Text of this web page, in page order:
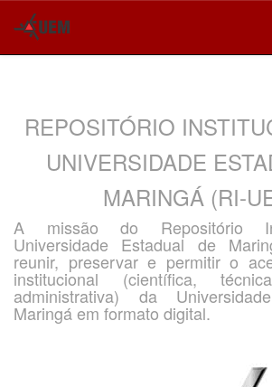
REPOSITÓRIO
UNIVERSIDADE
MARINGÁ (RI-
A missão do Repositório
Universidade Estadual de
reunir, preservar e permitir o
institucional (científica,
administrativa) da
Maringá em formato digital.